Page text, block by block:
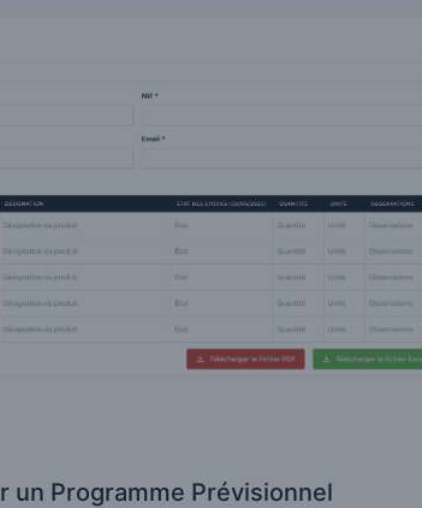
un Programme Prévisionnel